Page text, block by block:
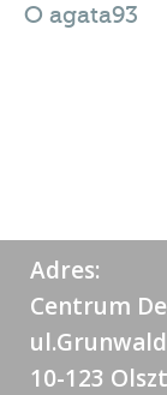
O agata93
Adres:
Centrum
10-123